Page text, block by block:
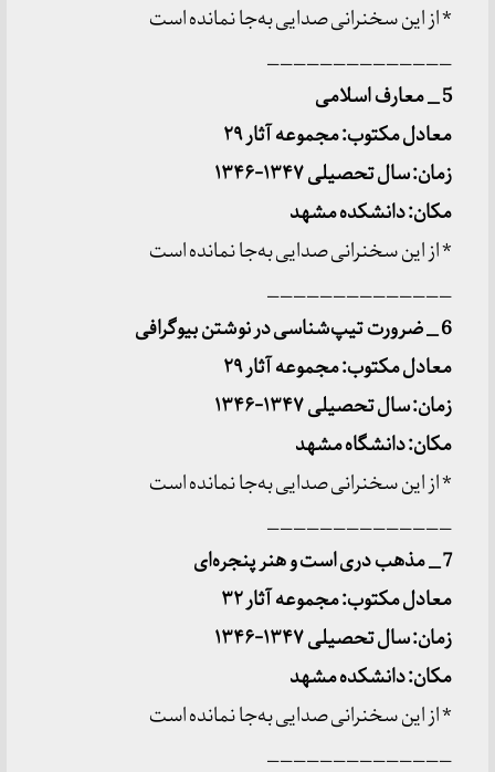
* از این سخنرانی صدایی به‌جا نمانده است
______________
5 _ معارف اسلامی
معادل مکتوب: مجموعه آثار ۲۹
زمان: سال تحصیلی ۱۳۴۷-۱۳۴۶
مکان: دانشکده مشهد
* از این سخنرانی صدایی به‌جا نمانده است
______________
6 _ ضرورت تیپ
شناسی در نوشتن بیوگرافی
معادل مکتوب: مجموعه آثار ۲۹
زمان: سال تحصیلی ۱۳۴۷-۱۳۴۶
مکان: دانشگاه مشهد
* از این سخنرانی صدایی به‌جا نمانده است
______________
7 _ مذهب دری است و هنر پنجره
ای
معادل مکتوب: مجموعه آثار ۳۲
زمان: سال تحصیلی ۱۳۴۷-۱۳۴۶
مکان: دانشکده مشهد
* از این سخنرانی صدایی به‌جا نمانده است
______________